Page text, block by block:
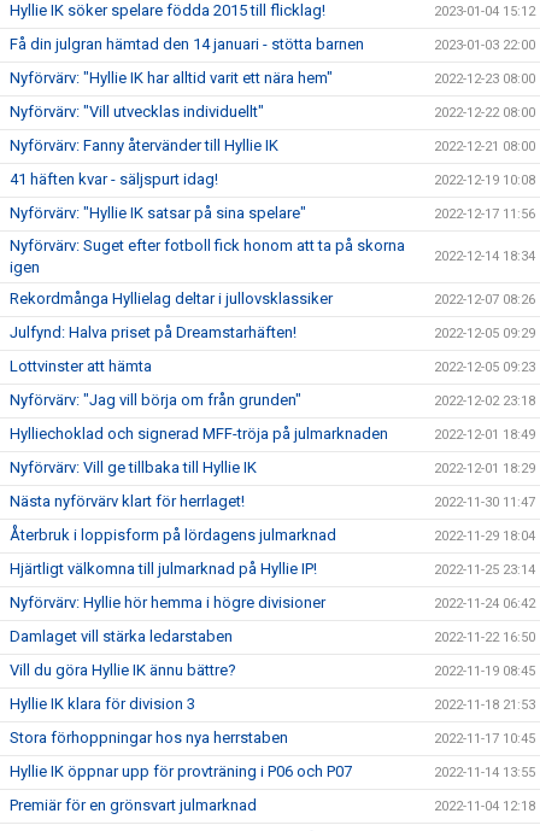
Hyllie IK söker spelare födda 2015 till flicklag! 2023-01-04 15:12
Få din julgran hämtad den 14 januari - stötta barnen 2023-01-03 22:00
Nyförvärv: "Hyllie IK har alltid varit ett nära hem" 2022-12-23 08:00
Nyförvärv: "Vill utvecklas individuellt" 2022-12-22 08:00
Nyförvärv: Fanny återvänder till Hyllie IK 2022-12-21 08:00
41 häften kvar - säljspurt idag! 2022-12-19 10:08
Nyförvärv: "Hyllie IK satsar på sina spelare" 2022-12-17 11:56
Nyförvärv: Suget efter fotboll fick honom att ta på skorna
igen
2022-12-14 18:34
Rekordmånga Hyllielag deltar i jullovsklassiker 2022-12-07 08:26
Julfynd: Halva priset på Dreamstarhäften! 2022-12-05 09:29
Lottvinster att hämta 2022-12-05 09:23
Nyförvärv: "Jag vill börja om från grunden" 2022-12-02 23:18
Hylliechoklad och signerad MFF-tröja på julmarknaden 2022-12-01 18:49
Nyförvärv: Vill ge tillbaka till Hyllie IK 2022-12-01 18:29
Nästa nyförvärv klart för herrlaget! 2022-11-30 11:47
Återbruk i loppisform på lördagens julmarknad 2022-11-29 18:04
Hjärtligt välkomna till julmarknad på Hyllie IP! 2022-11-25 23:14
Nyförvärv: Hyllie hör hemma i högre divisioner 2022-11-24 06:42
Damlaget vill stärka ledarstaben 2022-11-22 16:50
Vill du göra Hyllie IK ännu bättre? 2022-11-19 08:45
Hyllie IK klara för division 3 2022-11-18 21:53
Stora förhoppningar hos nya herrstaben 2022-11-17 10:45
Hyllie IK öppnar upp för provträning i P06 och P07 2022-11-14 13:55
Premiär för en grönsvart julmarknad 2022-11-04 12:18